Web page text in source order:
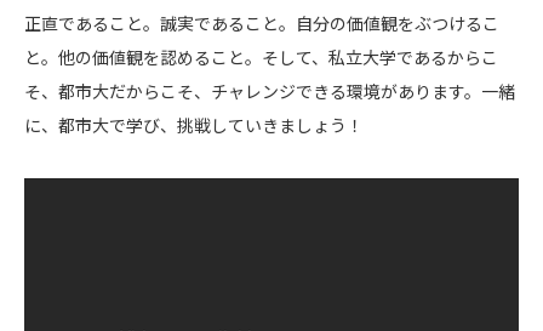
正直であること。誠実であること。自分の価値観をぶつけるこ
と。他の価値観を認めること。そして、私立大学であるからこ
そ、都市大だからこそ、チャレンジできる環境があります。一緒
に、都市大で学び、挑戦していきましょう！